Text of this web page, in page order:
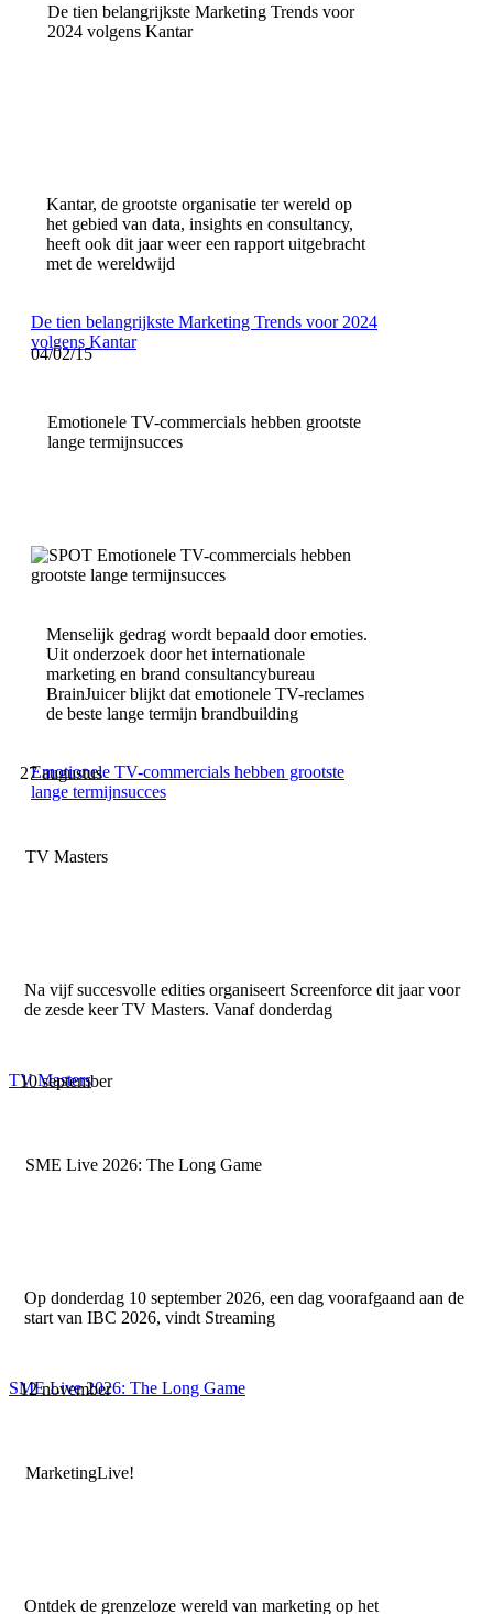
De tien belangrijkste Marketing Trends voor
2024 volgens Kantar
Kantar, de grootste organisatie ter wereld op
het gebied van data, insights en consultancy,
heeft ook dit jaar weer een rapport uitgebracht
met de wereldwijd
De tien belangrijkste Marketing Trends voor 2024
volgens Kantar
04/02/15
Emotionele TV-commercials hebben grootste
lange termijnsucces
Menselijk gedrag wordt bepaald door emoties.
Uit onderzoek door het internationale
marketing en brand consultancybureau
BrainJuicer blijkt dat emotionele TV-reclames
de beste lange termijn brandbuilding
Emotionele TV-commercials hebben grootste
lange termijnsucces
27 augustus
TV Masters
Na vijf succesvolle edities organiseert Screenforce dit jaar voor
de zesde keer TV Masters. Vanaf donderdag
TV Masters
10 september
SME Live 2026: The Long Game
Op donderdag 10 september 2026, een dag voorafgaand aan de
start van IBC 2026, vindt Streaming
SME Live 2026: The Long Game
12 november
MarketingLive!
Ontdek de grenzeloze wereld van marketing op het